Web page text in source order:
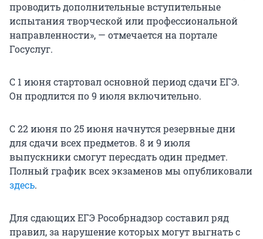
проводить дополнительные вступительные
испытания творческой или профессиональной
направленности», — отмечается на портале
Госуслуг.
С 1 июня стартовал основной период сдачи ЕГЭ.
Он продлится по 9 июля включительно.
С 22 июня по 25 июня начнутся резервные дни
для сдачи всех предметов. 8 и 9 июля
выпускники смогут пересдать один предмет.
Полный график всех экзаменов мы опубликовали
здесь.
Для сдающих ЕГЭ Рособрнадзор составил ряд
правил, за нарушение которых могут выгнать с